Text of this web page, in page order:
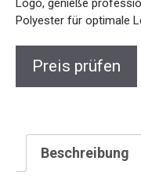
Polyester für optimale
Beschreibung